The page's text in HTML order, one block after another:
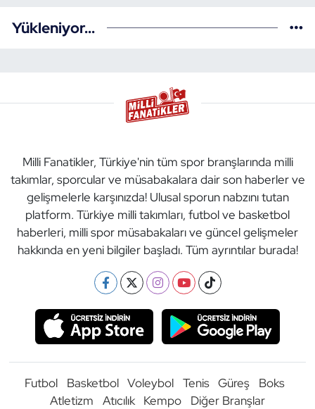
Yükleniyor...
Milli Fanatikler, Türkiye'nin tüm spor branşlarında milli
takımlar, sporcular ve müsabakalara dair son haberler ve
gelişmelerle karşınızda! Ulusal sporun nabzını tutan
platform. Türkiye milli takımları, futbol ve basketbol
haberleri, milli spor müsabakaları ve güncel gelişmeler
hakkında en yeni bilgiler başladı. Tüm ayrıntılar burada!
Futbol Basketbol Voleybol Tenis Güreş
Boks
Atletizm
Atıcılık Kempo Diğer Branşlar